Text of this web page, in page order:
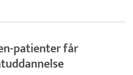
patienter får